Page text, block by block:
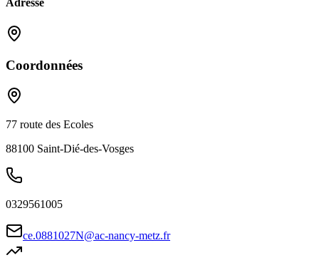
Adresse
Coordonnées
77 route des Ecoles
88100 Saint-Dié-des-Vosges
0329561005
ce.0881027N@ac-nancy-metz.fr